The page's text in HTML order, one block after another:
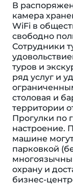
В
камера
WiFi в
свободно
Сотрудники
туров и
ряд услуг и
столовая и
территории
Прогулки по
настроение.
машине
парковкой
охрану и
бизнес-